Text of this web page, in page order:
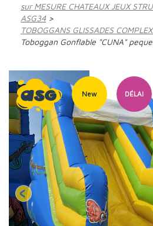
sur MESURE CHATEAUX JEUX
ASG34
TOBOGGANS GLISSADES
Toboggan Gonflable "CUNA"
New DÉLAI